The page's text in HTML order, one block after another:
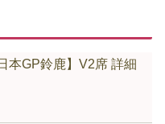
本GP鈴鹿】V2席 詳細